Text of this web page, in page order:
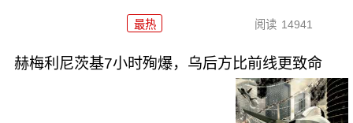
最热 阅读 14941
赫梅利尼茨基7小时殉爆，乌后方比前线更致命